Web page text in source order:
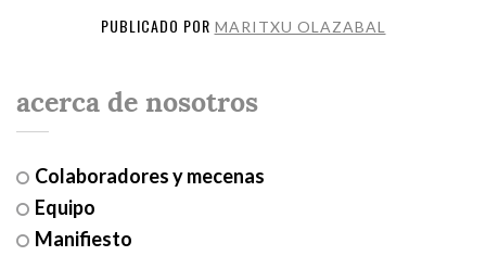
PUBLICADO POR MARITXU OLAZABAL
acerca de nosotros
Colaboradores y mecenas
Equipo
Manifiesto